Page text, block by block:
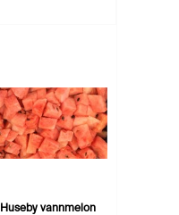
Huseby vannmelon